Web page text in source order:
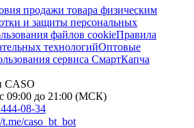
продажи товара физическим
и защиты персональных
файлов cookieПравила
технологийОптовые
сервиса СмартКапча
CASO
09:00 до 21:00 (МСК)
08-34
t.me/caso_bt_bot